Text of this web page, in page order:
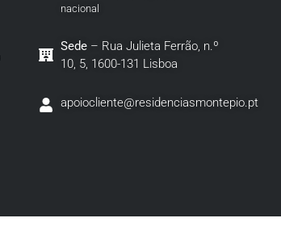
nacional
Sede – Rua Julieta Ferrão, n.º
10, 5, 1600-131 Lisboa
apoiocliente@residenciasmontepio.pt